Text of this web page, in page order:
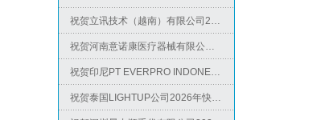
ICS验厂
祝贺立讯技术（越南）有限公司2026年快速通过RBA-VAP认证审核，斩获金牌评级！
祝贺河南意诺康医疗器械有限公司2026年快速通过GMP认证
祝贺印尼PT EVERPRO INDONESIA TECHNOLOGIES公司2026年快速通过RBA-VAP审核
祝贺泰国LIGHTUP公司2026年快速通过SCAN验厂审核并取得99分
祝贺深圳景丰顺手袋有限公司2026年快速通过SGS-GRS认证